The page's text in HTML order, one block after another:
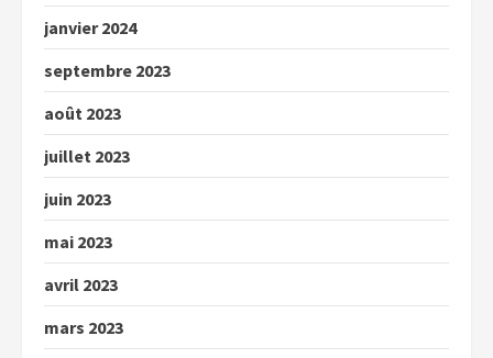
janvier 2024
septembre 2023
août 2023
juillet 2023
juin 2023
mai 2023
avril 2023
mars 2023